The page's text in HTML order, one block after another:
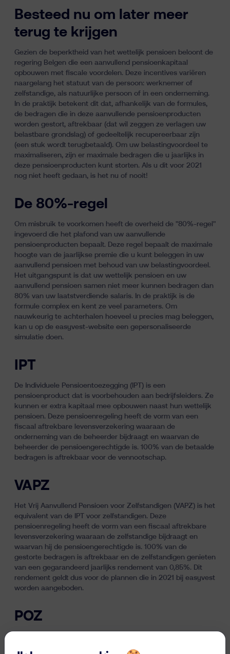
Besteed nu om later meer
terug te krijgen
Gezien de beperktheid van het wettelijk pensioen beloont de
regering Belgen die een aanvullend pensioenkapitaal
opbouwen met fiscale voordelen. Deze incentives variëren
naargelang het statuut van de persoon: werknemer of
zelfstandige, als natuurlijke persoon of in een onderneming.
In de praktijk betekent dit dat, afhankelijk van de formules,
de bedragen die in deze aanvullende pensioenproducten
worden gestort, aftrekbaar (dat wil zeggen ze verlagen uw
belastbare grondslag) of gedeeltelijk recupereerbaar zijn
(een stuk wordt terugbetaald). Om uw belastingvoordeel te
maximaliseren, zijn er maximale bedragen die u jaarlijks in
deze pensioenproducten kunt storten. Als u dit voor 2021
nog niet heeft gedaan, is het nu of nooit!
De 80%-regel
Om misbruik te voorkomen heeft de overheid de "80%-regel"
ingevoerd die het plafond van uw aanvullende
pensioenproducten bepaalt. Deze regel bepaalt de maximale
hoogte van de jaarlijkse premie die u kunt beleggen in uw
aanvullend pensioen met behoud van uw belastingvoordeel.
Het uitgangspunt is dat uw wettelijk pensioen en uw
aanvullend pensioen samen niet meer kunnen bedragen dan
80% van uw laatstverdiende salaris. In de praktijk is de
formule complex en kent ze veel parameters. Om
nauwkeurig te achterhalen hoeveel u precies mag beleggen,
kan u op de easyvest-website een gepersonaliseerde
simulatie doen.
IPT
De Individuele Pensioentoezegging (IPT) is een
pensioenproduct dat is voorbehouden aan bedrijfsleiders. Ze
kunnen er extra kapitaal mee opbouwen naast hun wettelijk
pensioen. Deze pensioenregeling heeft de vorm van een
fiscaal aftrekbare levensverzekering waaraan de
onderneming van de beheerder bijdraagt en waarvan de
beheerder de pensioengerechtigde is. 100% van de betaalde
bedragen is aftrekbaar voor de vennootschap.
VAPZ
Het Vrij Aanvullend Pensioen voor Zelfstandigen (VAPZ) is het
equivalent van de IPT voor zelfstandigen. Deze
pensioenregeling heeft de vorm van een fiscaal aftrekbare
levensverzekering waaraan de zelfstandige bijdraagt en
waarvan hij de pensioengerechtigde is. 100% van de
gestorte bedragen is aftrekbaar en de zelfstandigen genieten
van een gegarandeerd jaarlijks rendement van 0,85%. Dit
rendement geldt dus voor de plannen die in 2021 bij easyvest
worden aangeboden.
POZ